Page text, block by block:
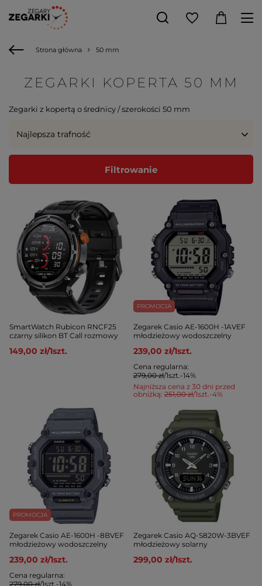
Strona główna 50 mm
ZEGARKI KOPERTA 50 MM
Zegarki z kopertą o średnicy / szerokości 50 mm
Najlepsza trafność
Filtrowanie
SmartWatch Rubicon RNCF25
czarny silikon BT Call rozmowy
149,00 zł/1szt.
PROMOCJA
Zegarek Casio AE-1600H -1AVEF
młodzieżowy wodoszczelny
239,00 zł/1szt.
Najniższa cena z 30 dni przed
obniżką:251,00 zł/1szt.-4%
Cena regularna:
279,00 zł/1szt.-14%
PROMOCJA
Zegarek Casio AE-1600H -8BVEF
młodzieżowy wodoszczelny
239,00 zł/1szt.
Cena regularna:
279,00 zł/1szt.-14%
Zegarek Casio AQ-S820W-3BVEF
młodzieżowy solarny
299,00 zł/1szt.